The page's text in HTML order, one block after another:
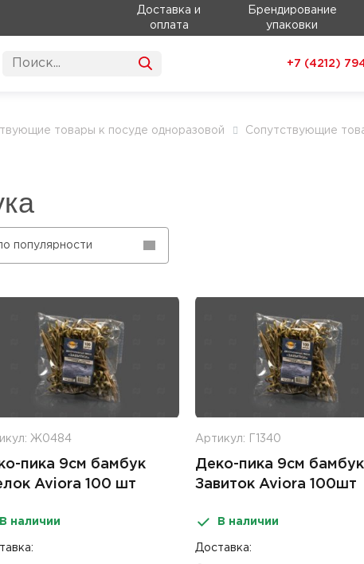
Доставка и
оплата
Брендирование
упаковки
+7 (4212)
товары к посуде одноразовой
Сопутствующие
популярности
Ж0484
пика 9см бамбук
Aviora 100 шт
В наличии
Артикул: Г1340
Деко-пика 9см бамбук
Завиток Aviora 100шт
В наличии
Доставка: